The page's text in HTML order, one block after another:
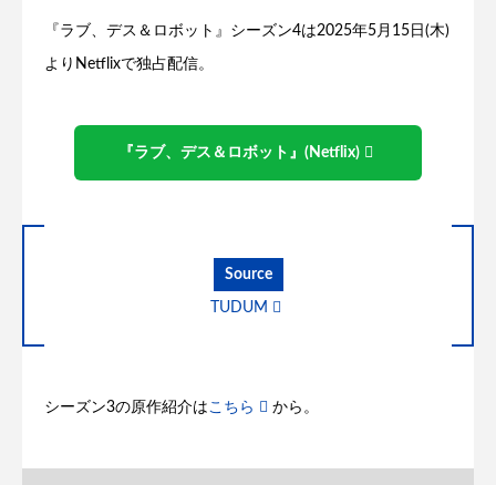
『ラブ、デス＆ロボット』シーズン4は2025年5月15日(木)
よりNetflixで独占配信。
『ラブ、デス＆ロボット』(Netflix)
Source
TUDUM
シーズン3の原作紹介は こちら から。